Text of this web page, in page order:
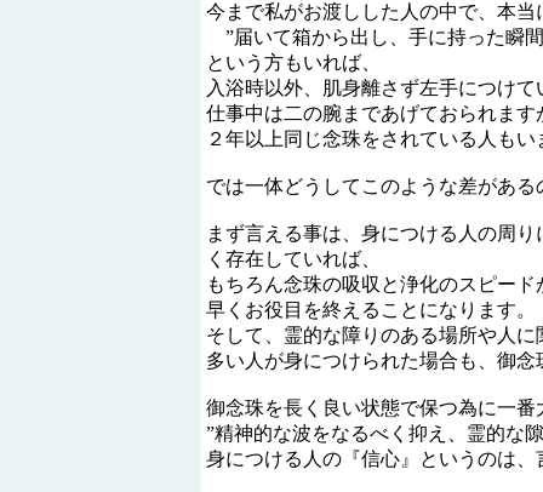
今まで私がお渡しした人の中で、本
”届いて箱から出し、手に持った瞬
という方もいれば、
入浴時以外、肌身離さず左手につけ
仕事中は二の腕まであげておられま
２年以上同じ念珠をされている人もい
では一体どうしてこのような差がある
まず言える事は、身につける人の周
く存在していれば、
もちろん念珠の吸収と浄化のスピー
早くお役目を終えることになります。
そして、霊的な障りのある場所や人に
多い人が身につけられた場合も、御
御念珠を長く良い状態で保つ為に一番
”精神的な波をなるべく抑え、霊的な
身につける人の『信心』というのは